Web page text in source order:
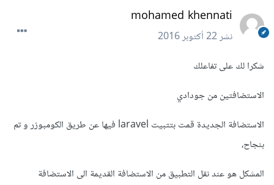
mohamed khennati
نشر22 أكتوبر 2016
شكرا لك على تفاعلك
الاستضافتين من جودادي
الاستضافة الجديدة قمت بتتبيت laravel فيها عن طريق الكومبوزر و تم
بنجاح،
المشكل هو عند نقل التطبيق من الاستضافة القديمة الى الاستضافة